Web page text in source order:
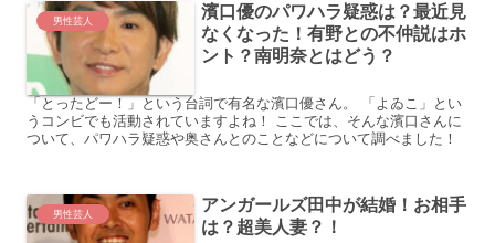
男性芸人
濱⼝優のパワハラ疑惑は？最近⾒
なくなった！有野との不仲説はホ
ント？南明奈とはどう？
「とったどー！」という台詞で有名な濱口優さん。 「よゐこ」とい
うコンビでも活動されていますよね！ ここでは、そんな濱口さんに
ついて、パワハラ疑惑や奥さんとのことなどについて調べました！
男性芸人
アンガールズ田中が結婚！お相手
は？超美人妻？！